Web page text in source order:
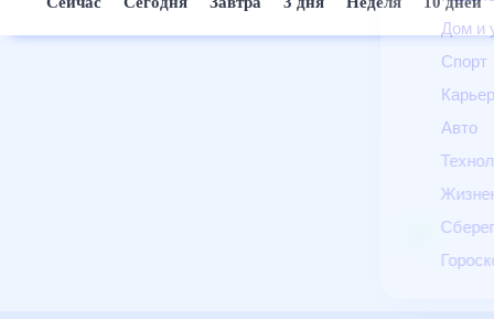
Дом
Спорт
Авто